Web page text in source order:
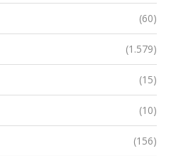
(60)
(1.579)
(15)
(10)
(156)